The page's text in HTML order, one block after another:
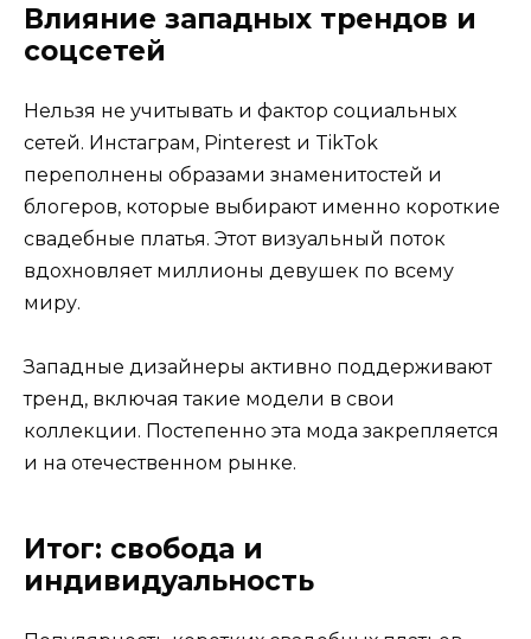
Влияние западных трендов и
соцсетей
Нельзя не учитывать и фактор социальных
сетей. Инстаграм, Pinterest и TikTok
переполнены образами знаменитостей и
блогеров, которые выбирают именно короткие
свадебные платья. Этот визуальный поток
вдохновляет миллионы девушек по всему
миру.
Западные дизайнеры активно поддерживают
тренд, включая такие модели в свои
коллекции. Постепенно эта мода закрепляется
и на отечественном рынке.
Итог: свобода и
индивидуальность